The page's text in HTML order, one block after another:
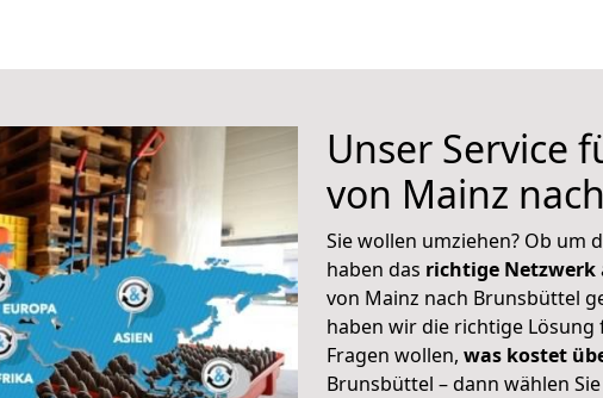
Unser Service
von Mainz
Sie wollen umziehen? Ob um
haben das richtige Netzwerk
von Mainz nach Brunsbüttel
haben wir die richtige
Fragen wollen, was kostet
Brunsbüttel – dann wählen